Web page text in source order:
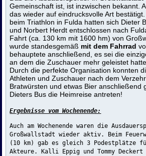
Gemeinschaft ist, ist inzwischen bekannt.
das wieder auf eindrucksvolle Art
beim Triathlon in Fulda hatten sich Dieter
und Norbert Herdt entschlossen nach
Fahrt (ca. 130 km mit 1600 hm) von
wurde standesgemäß mit dem Fahrrad
behauptete anschließend, es sei die
an dem die Zuschauer mehr geleistet
Durch die perfekte Organisation konnten
Athleten und Zuschauer nach dem
Bratwürsten und etwas Bier anschließend
Dieters Bus die Heimreise antreten!
Ergebnisse vom Wochenende:
Auch am Wochenende waren die
Großwallstadt wieder aktiv. Beim
(10 km) gab es gleich 3 Podestplätze
Akteure. Kalli Eppig und Tommy